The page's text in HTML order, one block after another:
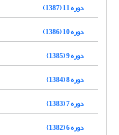
دوره 11 (1387)
دوره 10 (1386)
دوره 9 (1385)
دوره 8 (1384)
دوره 7 (1383)
دوره 6 (1382)